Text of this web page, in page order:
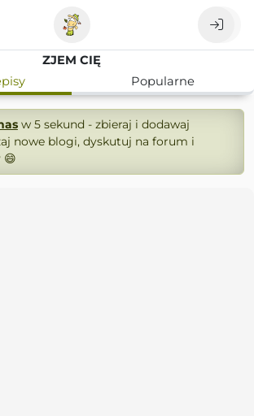
ZJEM CIĘ
Popularne
w 5 sekund - zbieraj i dodawaj
nowe blogi, dyskutuj na forum i
😄